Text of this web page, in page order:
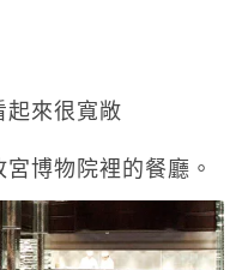
起來很寬敞
博物院裡的餐廳。